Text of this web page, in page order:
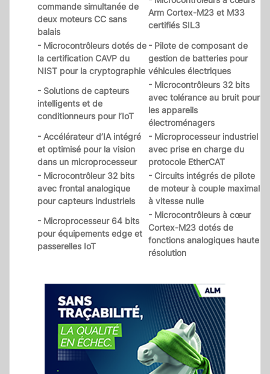
commande simultanée de
deux moteurs CC sans
balais
Arm Cortex-M23 et M33
certifiés SIL3
- Microcontrôleurs dotés de
la certification CAVP du
NIST pour la cryptographie
- Pilote de composant de
gestion de batteries pour
véhicules électriques
- Solutions de capteurs
intelligents et de
conditionneurs pour l’IoT
- Microcontrôleurs 32 bits
avec tolérance au bruit pour
les appareils
électroménagers
- Accélérateur d’IA intégré
et optimisé pour la vision
dans un microprocesseur
- Microprocesseur industriel
avec prise en charge du
protocole EtherCAT
- Microcontrôleur 32 bits
avec frontal analogique
pour capteurs industriels
- Circuits intégrés de pilote
de moteur à couple maximal
à vitesse nulle
- Microprocesseur 64 bits
pour équipements edge et
passerelles IoT
- Microcontrôleurs à cœur
Cortex-M23 dotés de
fonctions analogiques haute
résolution